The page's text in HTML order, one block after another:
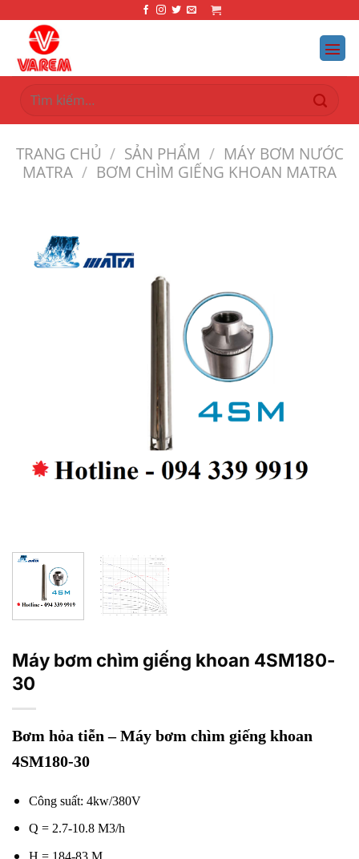
dung
Tìm
kiếm:
TRANG CHỦ / SẢN PHẨM / MÁY BƠM NƯỚC
MATRA / BƠM CHÌM GIẾNG KHOAN MATRA
Máy bơm chìm giếng khoan 4SM180-
30
Bơm hỏa tiễn – Máy bơm chìm giếng khoan
4SM180-30
Công suất: 4kw/380V
Q = 2.7-10.8 M3/h
H = 184-83 M